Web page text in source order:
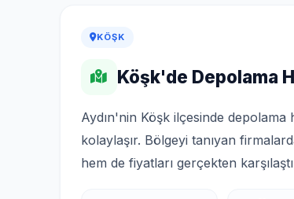
KÖŞK
Köşk'de Depolama
Aydın'nin Köşk ilçesinde depolama
kolaylaşır. Bölgeyi tanıyan
hem de fiyatları gerçekten